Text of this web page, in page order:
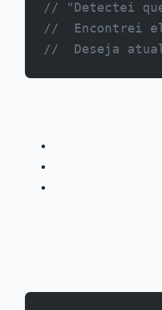
// "Detectei
//  Encontrei
//  Deseja